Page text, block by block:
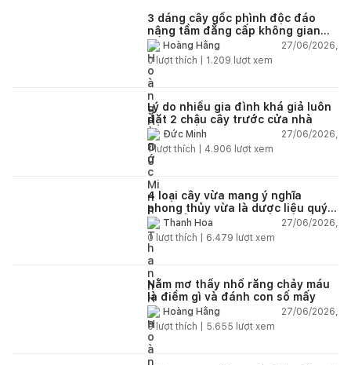
3 dáng cây gốc phình độc đáo
nâng tầm đẳng cấp không gian
sốngHoàng Hằng
27/06/2026,
0lượt thích | 1.209 lượt xem
Lý do nhiều gia đình khá giả luôn
đặt 2 chậu cây trước cửa nhà
Đức Minh
27/06/2026,
1lượt thích | 4.906 lượt xem
4 loại cây vừa mang ý nghĩa
phong thủy vừa là dược liệu quý
nên trồng trong nhà
Thanh Hoa
27/06/2026,
0 lượt thích | 6.479 lượt xem
Nằm mơ thấy nhổ răng chảy máu
là điềm gì và đánh con số mấy
Hoàng Hằng
27/06/2026,
0lượt thích | 5.655 lượt xem